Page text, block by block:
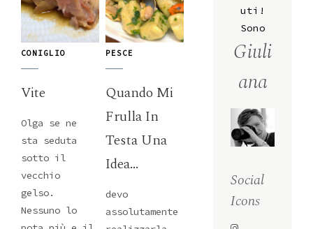
CONIGLIO
Vite
Olga se ne
sta seduta
sotto il
vecchio
gelso.
Nessuno lo
PESCE
Quando Mi
Frulla In
Testa Una
Idea...
devo
assolutamente
uti!
Sono
Giuli
ana
Social
Icons